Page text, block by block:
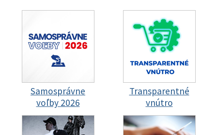
Samosprávne
voľby 2026
Transparentné
vnútro